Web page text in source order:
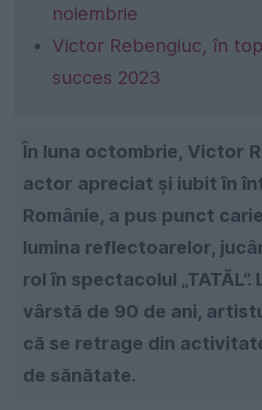
noiembrie
Victor Rebengiuc, în
succes 2023
În luna octombrie, Victor
actor apreciat și iubit în
Românie, a pus punct
lumina reflectoarelor,
rol în spectacolul
vârstă de 90 de ani,
că se retrage din
de sănătate.